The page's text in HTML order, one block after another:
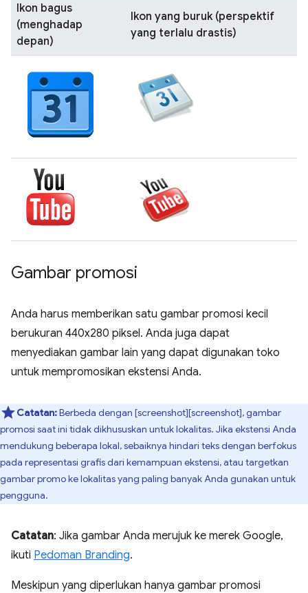
Ikon bagus
(menghadap
depan)
Ikon yang buruk (perspektif
yang terlalu drastis)
Gambar promosi
Anda harus memberikan satu gambar promosi kecil
berukuran 440x280 piksel. Anda juga dapat
menyediakan gambar lain yang dapat digunakan toko
untuk mempromosikan ekstensi Anda.
Catatan:Berbeda dengan [screenshot][screenshot], gambar
promosi saat ini tidak dikhususkan untuk lokalitas. Jika ekstensi Anda
mendukung beberapa lokal, sebaiknya hindari teks dengan berfokus
pada representasi grafis dari kemampuan ekstensi, atau targetkan
gambar promo ke lokalitas yang paling banyak Anda gunakan untuk
pengguna.
Catatan: Jika gambar Anda merujuk ke merek Google,
ikuti Pedoman Branding.
Meskipun yang diperlukan hanya gambar promosi